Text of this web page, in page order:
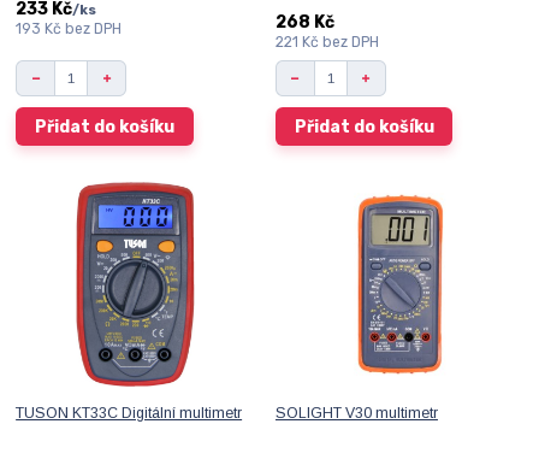
233 Kč/ks
193 Kč bez DPH
Přidat do košíku
268 Kč
221 Kč bez DPH
Přidat do košíku
TUSON KT33C Digitální multimetr SOLIGHT V30 multimetr